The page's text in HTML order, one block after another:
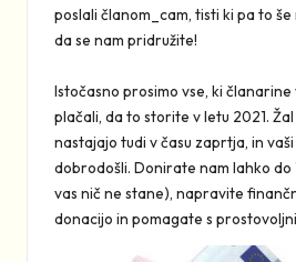
poslali članom_cam, tisti ki pa to
da se nam pridružite!
Istočasno prosimo vse, ki članarine
plačali, da to storite v letu 2021.
nastajajo tudi v času zaprtja, in
dobrodošli. Donirate nam lahko do
vas nič ne stane), napravite
donacijo in pomagate s